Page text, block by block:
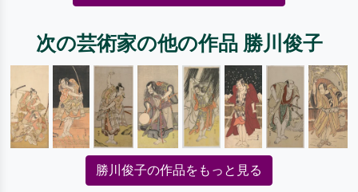
次の芸術家の他の作品 勝川俊子
勝川俊子の作品をもっと見る